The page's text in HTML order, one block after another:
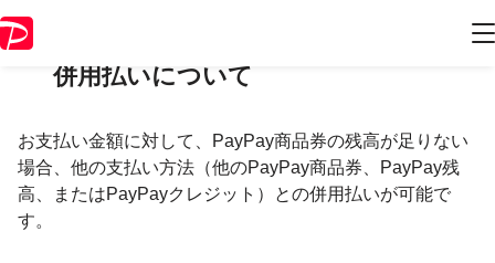
併用払いについて
お支払い金額に対して、PayPay商品券の残高が足りない
場合、他の支払い方法（他のPayPay商品券、PayPay残
高、またはPayPayクレジット）との併用払いが可能で
す。